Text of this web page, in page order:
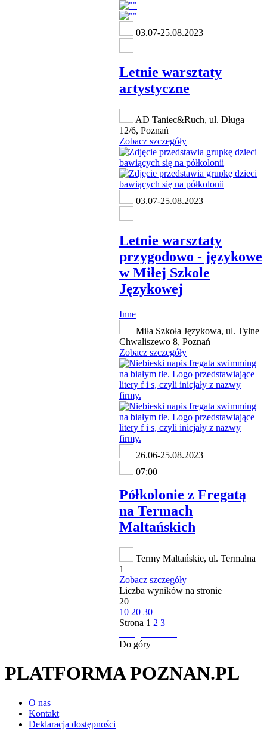
03.07-25.08.2023
Letnie warsztaty
artystyczne
AD Taniec&Ruch, ul. Długa
12/6, Poznań
Zobacz szczegóły
03.07-25.08.2023
Letnie warsztaty
przygodowo - językowe
w Miłej Szkole
Językowej
Inne
Miła Szkoła Językowa, ul. Tylne
Chwaliszewo 8, Poznań
Zobacz szczegóły
26.06-25.08.2023
07:00
Półkolonie z Fregatą
na Termach
Maltańskich
Termy Maltańskie, ul. Termalna
1
Zobacz szczegóły
Liczba wyników na stronie
20
10 20 30
Strona 1 2 3
Do góry
PLATFORMA POZNAN.PL
O nas
Kontakt
Deklaracja dostępności